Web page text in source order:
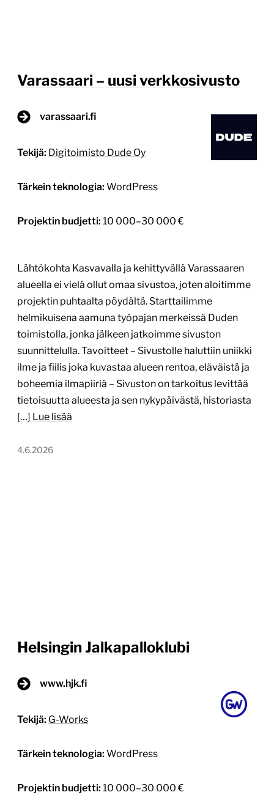
Varassaari – uusi verkkosivusto
varassaari.fi
Tekijä: Digitoimisto Dude Oy
Tärkein teknologia: WordPress
Projektin budjetti: 10 000–30 000 €
Lähtökohta Kasvavalla ja kehittyvällä Varassaaren
alueella ei vielä ollut omaa sivustoa, joten aloitimme
projektin puhtaalta pöydältä. Starttailimme
helmikuisena aamuna työpajan merkeissä Duden
toimistolla, jonka jälkeen jatkoimme sivuston
suunnittelulla. Tavoitteet – Sivustolle haluttiin uniikki
ilme ja fiilis joka kuvastaa alueen rentoa, eläväistä ja
boheemia ilmapiiriä – Sivuston on tarkoitus levittää
tietoisuutta alueesta ja sen nykypäivästä, historiasta
[…] Lue lisää
4.6.2026
Helsingin Jalkapalloklubi
www.hjk.fi
Tekijä: G-Works
Tärkein teknologia: WordPress
Projektin budjetti: 10 000–30 000 €